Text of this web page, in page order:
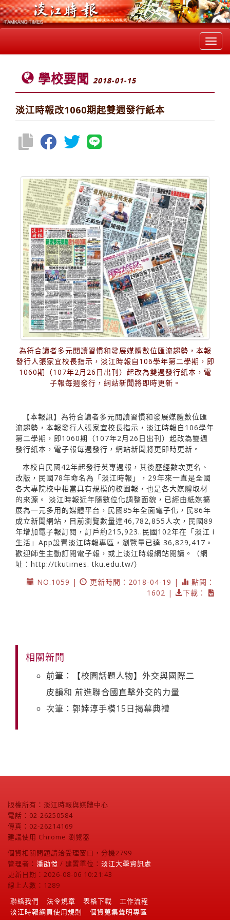
學校要聞 2018-01-15
淡江時報改1060期起雙週發行紙本
為符合讀者多元閱讀習慣和發展媒體數位匯流趨勢，本報
發行人張家宜校長指示，淡江時報自106學年第二學期，即
1060期（107年2月26日出刊）起改為雙週發行紙本，電
子報每週發行，網站新聞將即時更新。
【本報訊】為符合讀者多元閱讀習慣和發展媒體數位匯
流趨勢，本報發行人張家宜校長指示，淡江時報自106學年
第二學期，即1060期（107年2月26日出刊）起改為雙週
發行紙本，電子報每週發行，網站新聞將更即時更新。
本校自民國42年起發行英專週報，其後歷經數次更名、
改版，民國78年命名為「淡江時報」，29年來一直是全國
各大專院校中相當具有規模的校園報，也是各大媒體取材
的來源。 淡江時報近年隨數位化調整面貌，已經由紙媒擴
展為一元多用的媒體平台，民國85年全面電子化，民86年
成立新聞網站，目前瀏覽數量達46,782,855人次，民國89
年增加電子報訂閱，訂戶約215,923..民國102年在「淡江 i
生活」App設置淡江時報專區，瀏覽量已達 36,829,417。
歡迎師生主動訂閱電子報，或上淡江時報網站閱讀。（網
址：http://tkutimes. tku.edu.tw/）
NO.1059 |
更新時間：2018-04-19 |
點閱：
1602 |
下載：
相關新聞
前筆：【校園話題人物】外交與國際二
皮韻和 前進聯合國直擊外交的力量
次筆：郭婞淳手模15日揭幕典禮
版權所有：淡江時報與媒體中心
電話：02-26250584
傳真：02-26214169
建議使用 Chrome 瀏覽器
個資相關問題請洽受理窗口，分機2799
管理者： 潘劭愷 / 建置單位： 淡江大學資訊處
更新日期：2026-08-06 10:21:43
線上人數：1289
聯絡我們
法令規章 表格下載
工作流程
淡江時報網頁使用規則
個資蒐集聲明專區